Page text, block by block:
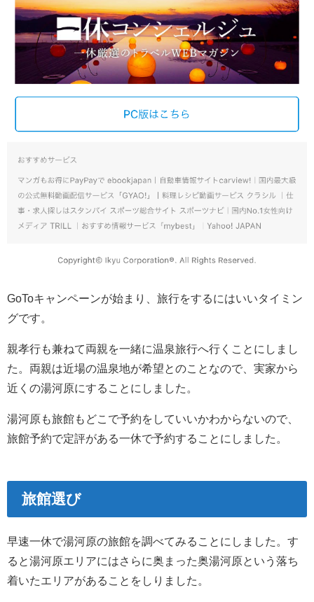
GoToキャンペーンが始まり、旅行をするにはいいタイミン
グです。
親孝行も兼ねて両親を一緒に温泉旅行へ行くことにしまし
た。両親は近場の温泉地が希望とのことなので、実家から
近くの湯河原にすることにしました。
湯河原も旅館もどこで予約をしていいかわからないので、
旅館予約で定評がある一休で予約することにしました。
旅館選び
早速一休で湯河原の旅館を調べてみることにしました。す
ると湯河原エリアにはさらに奥まった奥湯河原という落ち
着いたエリアがあることをしりました。